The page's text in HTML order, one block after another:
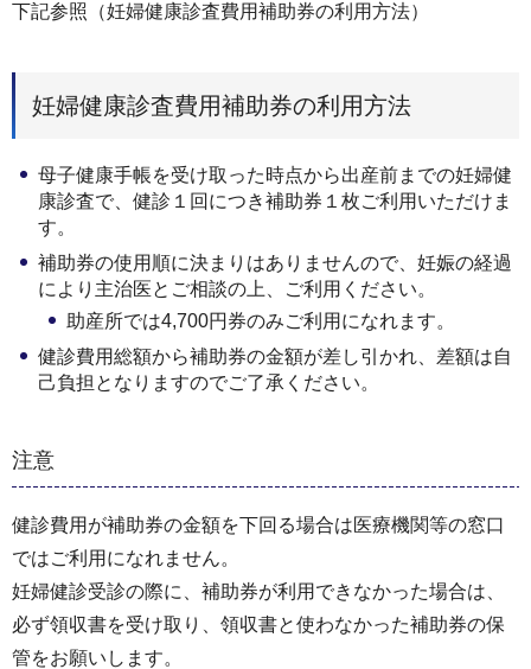
下記参照（妊婦健康診査費用補助券の利用方法）
妊婦健康診査費用補助券の利用方法
母子健康手帳を受け取った時点から出産前までの妊婦健
康診査で、健診１回につき補助券１枚ご利用いただけま
す。
補助券の使用順に決まりはありませんので、妊娠の経過
により主治医とご相談の上、ご利用ください。
助産所では4,700円券のみご利用になれます。
健診費用総額から補助券の金額が差し引かれ、差額は自
己負担となりますのでご了承ください。
注意
健診費用が補助券の金額を下回る場合は医療機関等の窓口
ではご利用になれません。
妊婦健診受診の際に、補助券が利用できなかった場合は、
必ず領収書を受け取り、領収書と使わなかった補助券の保
管をお願いします。